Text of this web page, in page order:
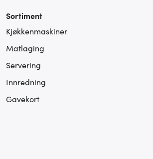
Sortiment
Kjøkkenmaskiner
Matlaging
Servering
Innredning
Gavekort